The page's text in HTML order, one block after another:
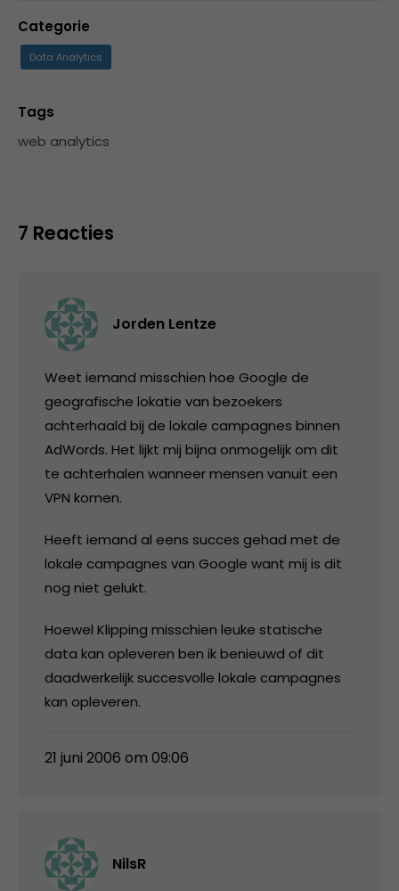
Categorie
Data Analytics
Tags
web analytics
7 Reacties
Jorden Lentze
Weet iemand misschien hoe Google de
geografische lokatie van bezoekers
achterhaald bij de lokale campagnes binnen
AdWords. Het lijkt mij bijna onmogelijk om dit
te achterhalen wanneer mensen vanuit een
VPN komen.
Heeft iemand al eens succes gehad met de
lokale campagnes van Google want mij is dit
nog niet gelukt.
Hoewel Klipping misschien leuke statische
data kan opleveren ben ik benieuwd of dit
daadwerkelijk succesvolle lokale campagnes
kan opleveren.
21 juni 2006 om 09:06
NilsR